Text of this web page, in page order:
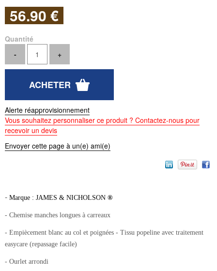
56.90 €
Quantité
Alerte réapprovisionnement
Vous souhaitez personnaliser ce produit ? Contactez-nous pour
recevoir un devis
Envoyer cette page à un(e) ami(e)
- Marque : JAMES & NICHOLSON ®
- Chemise manches longues à carreaux
- Empiècement blanc au col et poignées - Tissu popeline avec traitement
easycare (repassage facile)
- Ourlet arrondi